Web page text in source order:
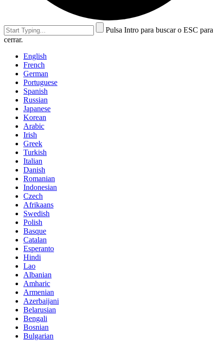
Pulsa Intro para buscar o ESC para
cerrar.
English
French
German
Portuguese
Spanish
Russian
Japanese
Korean
Arabic
Irish
Greek
Turkish
Italian
Danish
Romanian
Indonesian
Czech
Afrikaans
Swedish
Polish
Basque
Catalan
Esperanto
Hindi
Lao
Albanian
Amharic
Armenian
Azerbaijani
Belarusian
Bengali
Bosnian
Bulgarian